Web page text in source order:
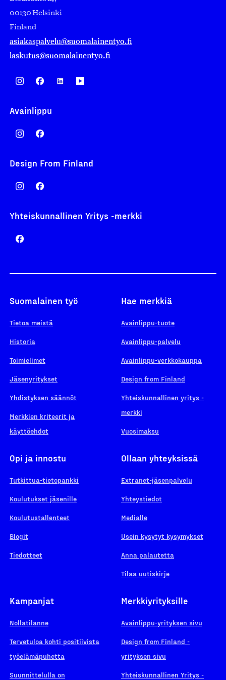
00130 Helsinki
Finland
asiakaspalvelu@suomalainentyo.fi
laskutus@suomalainentyo.fi
Avainlippu
Design From Finland
Yhteiskunnallinen Yritys -merkki
Suomalainen työ
Tietoa meistä
Historia
Toimielimet
Jäsenyritykset
Yhdistyksen säännöt
Merkkien kriteerit ja
käyttöehdot
Hae merkkiä
Avainlippu-tuote
Avainlippu-palvelu
Avainlippu-verkkokauppa
Design from Finland
Yhteiskunnallinen yritys -
merkki
Vuosimaksu
Opi ja innostu
Tutkittua-tietopankki
Koulutukset jäsenille
Koulutustallenteet
Blogit
Tiedotteet
Ollaan yhteyksissä
Extranet-jäsenpalvelu
Yhteystiedot
Medialle
Usein kysytyt kysymykset
Anna palautetta
Tilaa uutiskirje
Kampanjat
Nollatilanne
Tervetuloa kohti positiivista
työelämäpuhetta
Suunnittelulla on
Merkkiyrityksille
Avainlippu-yrityksen sivu
Design from Finland -
yrityksen sivu
Yhteiskunnallinen Yritys -